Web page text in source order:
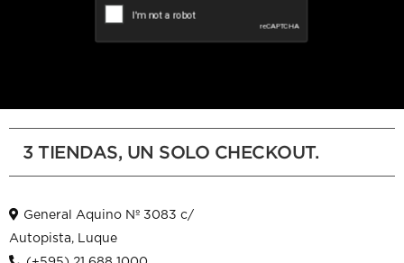
3 TIENDAS, UN SOLO CHECKOUT.
General Aquino Nº 3083 c/
Autopista, Luque